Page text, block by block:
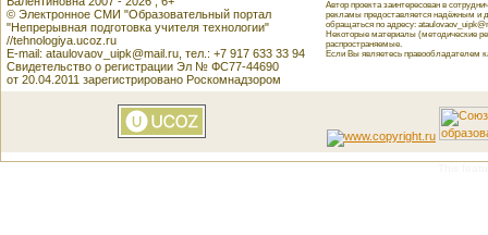
© Электронное СМИ "Образовательный портал
"Непрерывная подготовка учителя технологии"
//tehnologiya.ucoz.ru
E-mail: ataulovaov_uipk@mail.ru, тел.: +7 917 633 33 94
Свидетельство о регистрации Эл № ФС77-44690
от 20.04.2011 зарегистрировано Роскомнадзором
Автор проекта заинтересован в
рекламы предоставляется надёжным и
обращаться по адресу:
Некоторые материалы (методические
распространяемые.
Если Вы являетесь правообладателем